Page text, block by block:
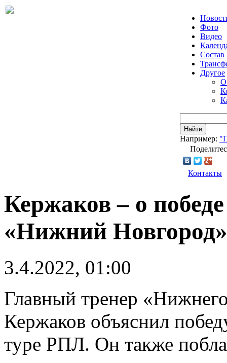
Фото
Видео
Состав
Другое
О
Найти
Например:
Контакты
Кержаков – о
«Нижний
3.4.2022, 01:00
Главный тренер
Кержаков объяснил
туре РПЛ. Он также